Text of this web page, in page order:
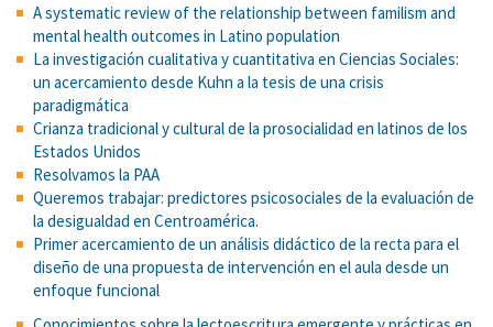
A systematic review of the relationship between familism and
mental health outcomes in Latino population
La investigación cualitativa y cuantitativa en Ciencias Sociales:
un acercamiento desde Kuhn a la tesis de una crisis
paradigmática
Crianza tradicional y cultural de la prosocialidad en latinos de los
Estados Unidos
Resolvamos la PAA
Queremos trabajar: predictores psicosociales de la evaluación de
la desigualdad en Centroamérica.
Primer acercamiento de un análisis didáctico de la recta para el
diseño de una propuesta de intervención en el aula desde un
enfoque funcional